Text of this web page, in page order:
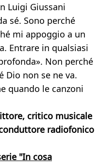
Luigi Giussani
sé. Sono perché
mi appoggio a un
Entrare in qualsiasi
Non perché
Dio non se ne va.
quando le canzoni
critico musicale
radiofonico
"In cosa